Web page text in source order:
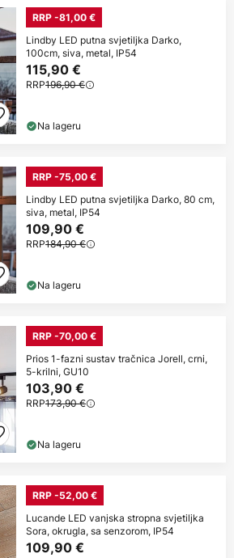
RRP -81,00 €
Lindby LED putna svjetiljka Darko,
100cm, siva, metal, IP54
115,90 €
RRP196,90 €
Na lageru
RRP -75,00 €
Lindby LED putna svjetiljka Darko, 80 cm,
siva, metal, IP54
109,90 €
RRP184,90 €
Na lageru
RRP -70,00 €
Prios 1-fazni sustav tračnica Jorell, crni,
5-krilni, GU10
103,90 €
RRP173,90 €
Na lageru
RRP -52,00 €
Lucande LED vanjska stropna svjetiljka
Sora, okrugla, sa senzorom, IP54
109,90 €